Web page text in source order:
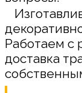
Работаем с
доставка